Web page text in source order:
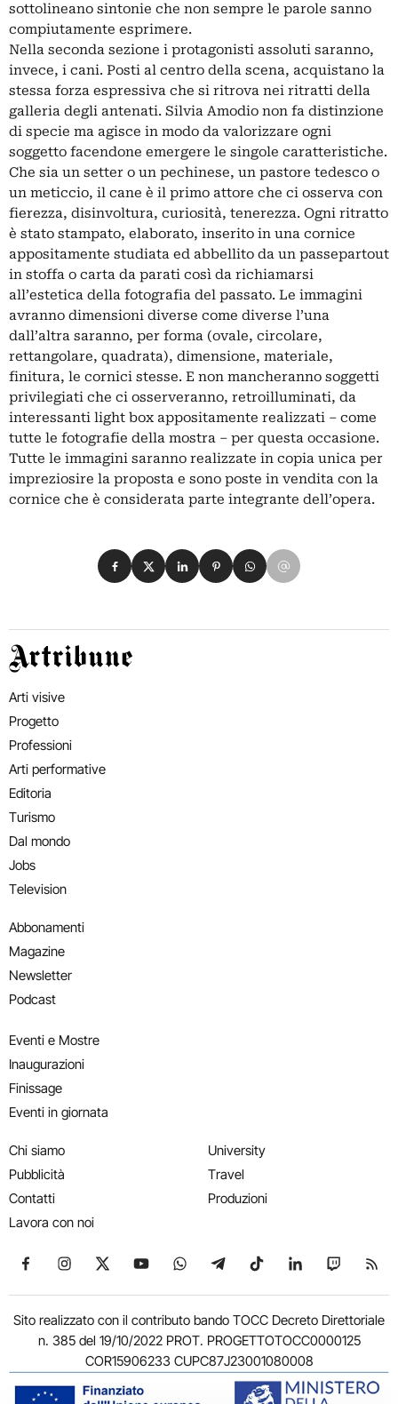
sottolineano sintonie che non sempre le parole sanno
compiutamente esprimere.
Nella seconda sezione i protagonisti assoluti saranno,
invece, i cani. Posti al centro della scena, acquistano la
stessa forza espressiva che si ritrova nei ritratti della
galleria degli antenati. Silvia Amodio non fa distinzione
di specie ma agisce in modo da valorizzare ogni
soggetto facendone emergere le singole caratteristiche.
Che sia un setter o un pechinese, un pastore tedesco o
un meticcio, il cane è il primo attore che ci osserva con
fierezza, disinvoltura, curiosità, tenerezza. Ogni ritratto
è stato stampato, elaborato, inserito in una cornice
appositamente studiata ed abbellito da un passepartout
in stoffa o carta da parati così da richiamarsi
all’estetica della fotografia del passato. Le immagini
avranno dimensioni diverse come diverse l’una
dall’altra saranno, per forma (ovale, circolare,
rettangolare, quadrata), dimensione, materiale,
finitura, le cornici stesse. E non mancheranno soggetti
privilegiati che ci osserveranno, retroilluminati, da
interessanti light box appositamente realizzati – come
tutte le fotografie della mostra – per questa occasione.
Tutte le immagini saranno realizzate in copia unica per
impreziosire la proposta e sono poste in vendita con la
cornice che è considerata parte integrante dell’opera.
Condividi su Facebook
Condividi su X
Condividi su LinkedIn
Condividi su Pinterest
Condividi su WhatsApp
Condividi su Email
Artribune
Arti visive
Progetto
Professioni
Arti performative
Editoria
Turismo
Dal mondo
Jobs
Television
Abbonamenti
Magazine
Newsletter
Podcast
Eventi e Mostre
Inaugurazioni
Finissage
Eventi in giornata
Chi siamo
Pubblicità
Contatti
Lavora con noi
University
Travel
Produzioni
Seguici su Facebook
Seguici su Instagram
Seguici su X
Seguici su YouTube
Seguici su WhatsApp
Seguici su Telegram
Seguici su TikTok
Seguici su
Seguici
Sito realizzato con il contributo bando TOCC Decreto Direttoriale
n. 385 del 19/10/2022 PROT. PROGETTOTOCC0000125
COR15906233 CUPC87J23001080008